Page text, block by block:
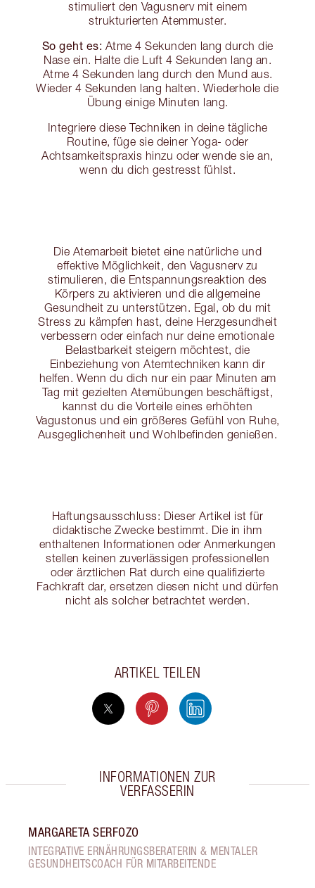
stimuliert den Vagusnerv mit einem
strukturierten Atemmuster.
So geht es: Atme 4 Sekunden lang durch die
Nase ein. Halte die Luft 4 Sekunden lang an.
Atme 4 Sekunden lang durch den Mund aus.
Wieder 4 Sekunden lang halten. Wiederhole die
Übung einige Minuten lang.
Integriere diese Techniken in deine tägliche
Routine, füge sie deiner Yoga- oder
Achtsamkeitspraxis hinzu oder wende sie an,
wenn du dich gestresst fühlst.
Die Atemarbeit bietet eine natürliche und
effektive Möglichkeit, den Vagusnerv zu
stimulieren, die Entspannungsreaktion des
Körpers zu aktivieren und die allgemeine
Gesundheit zu unterstützen. Egal, ob du mit
Stress zu kämpfen hast, deine Herzgesundheit
verbessern oder einfach nur deine emotionale
Belastbarkeit steigern möchtest, die
Einbeziehung von Atemtechniken kann dir
helfen. Wenn du dich nur ein paar Minuten am
Tag mit gezielten Atemübungen beschäftigst,
kannst du die Vorteile eines erhöhten
Vagustonus und ein größeres Gefühl von Ruhe,
Ausgeglichenheit und Wohlbefinden genießen.
Haftungsausschluss: Dieser Artikel ist für
didaktische Zwecke bestimmt. Die in ihm
enthaltenen Informationen oder Anmerkungen
stellen keinen zuverlässigen professionellen
oder ärztlichen Rat durch eine qualifizierte
Fachkraft dar, ersetzen diesen nicht und dürfen
nicht als solcher betrachtet werden.
ARTIKEL TEILEN
INFORMATIONEN ZUR
VERFASSERIN
MARGARETA SERFOZO
INTEGRATIVE ERNÄHRUNGSBERATERIN & MENTALER
GESUNDHEITSCOACH FÜR MITARBEITENDE